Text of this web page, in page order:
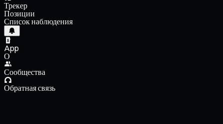
Трекер
Позиции
Список наблюдения
App
О
Сообщества
Обратная связь